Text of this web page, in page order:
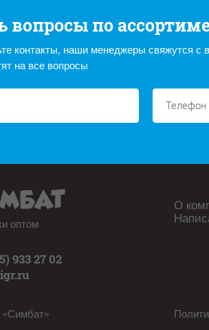
вопросы по
контакты, наши менеджеры свяжутся с
на все вопросы
оптом
933 27 02
О